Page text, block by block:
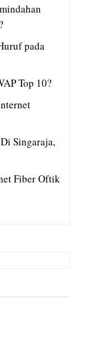
pada
Top 10?
Singaraja,
Fiber Oftik